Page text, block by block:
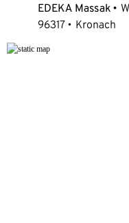
EDEKA Massak
96317
Kronach